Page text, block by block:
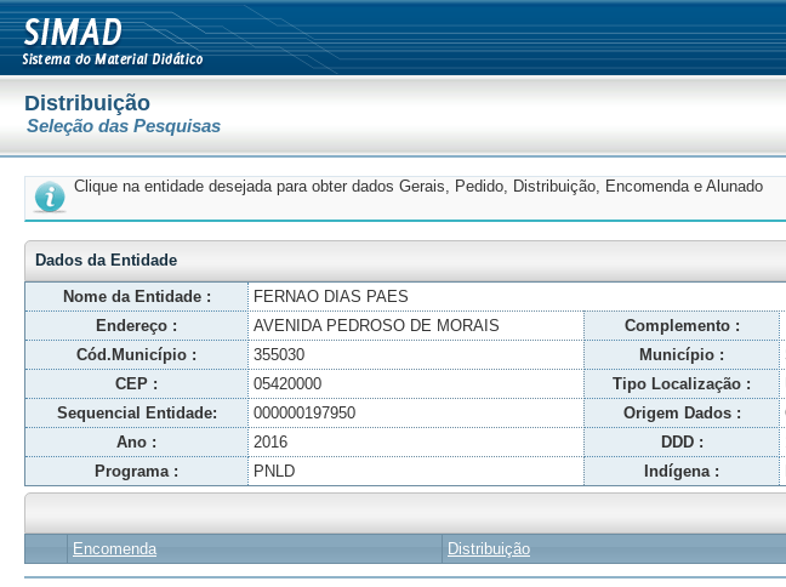
Distribuição
Seleção das Pesquisas
Clique na entidade desejada para obter dados Gerais, Pedido, Distribuição, Encomenda e Alunado
Dados da Entidade
Nome da Entidade :
FERNAO DIAS PAES
Endereço :
AVENIDA PEDROSO DE MORAIS Complemento :
Cód.Município :
355030 Município :
CEP :
05420000 Tipo Localização :
Sequencial Entidade:
000000197950 Origem Dados :
Ano :
2016 DDD :
Programa :
PNLD Indígena :
Encomenda Distribuição